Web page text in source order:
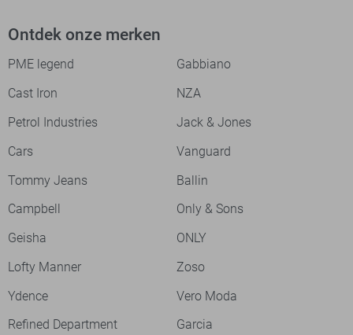
Ontdek onze merken
PME legend
Gabbiano
Cast Iron
NZA
Petrol Industries
Jack & Jones
Cars
Vanguard
Tommy Jeans
Ballin
Campbell
Only & Sons
Geisha
ONLY
Lofty Manner
Zoso
Ydence
Vero Moda
Refined Department
Garcia